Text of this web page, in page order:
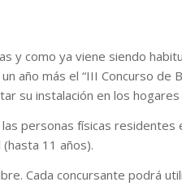
y como ya viene siendo
año más el “III Concurso
su instalación en los
personas físicas residentes
11 años).
Cada concursante podrá